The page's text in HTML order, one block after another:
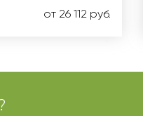
от 26 112 руб.